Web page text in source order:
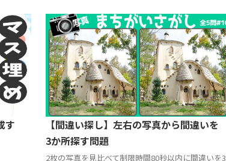
す
【間違い探し】左右の写真から間違いを
3か所探す問題
2枚の写真を見比べて制限時間80秒以内に間違いを3